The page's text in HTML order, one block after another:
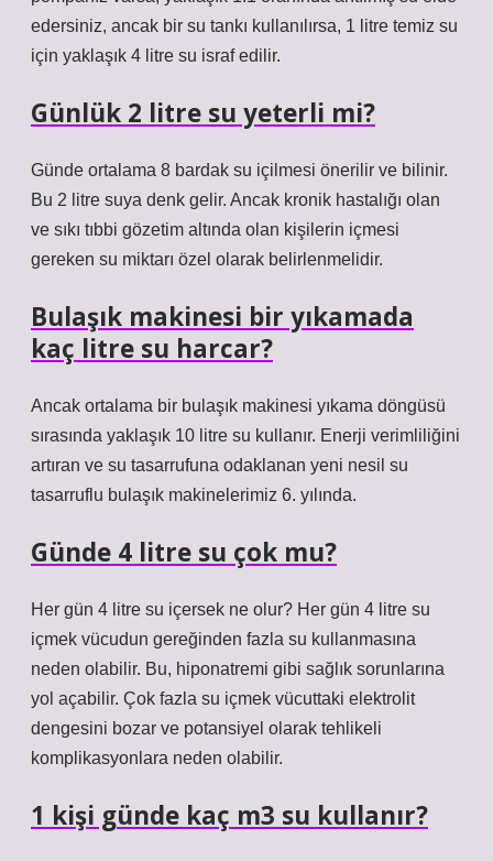
edersiniz, ancak bir su tankı kullanılırsa, 1 litre temiz su
için yaklaşık 4 litre su israf edilir.
Günlük 2 litre su yeterli mi?
Günde ortalama 8 bardak su içilmesi önerilir ve bilinir.
Bu 2 litre suya denk gelir. Ancak kronik hastalığı olan
ve sıkı tıbbi gözetim altında olan kişilerin içmesi
gereken su miktarı özel olarak belirlenmelidir.
Bulaşık makinesi bir yıkamada
kaç litre su harcar?
Ancak ortalama bir bulaşık makinesi yıkama döngüsü
sırasında yaklaşık 10 litre su kullanır. Enerji verimliliğini
artıran ve su tasarrufuna odaklanan yeni nesil su
tasarruflu bulaşık makinelerimiz 6. yılında.
Günde 4 litre su çok mu?
Her gün 4 litre su içersek ne olur? Her gün 4 litre su
içmek vücudun gereğinden fazla su kullanmasına
neden olabilir. Bu, hiponatremi gibi sağlık sorunlarına
yol açabilir. Çok fazla su içmek vücuttaki elektrolit
dengesini bozar ve potansiyel olarak tehlikeli
komplikasyonlara neden olabilir.
1 kişi günde kaç m3 su kullanır?